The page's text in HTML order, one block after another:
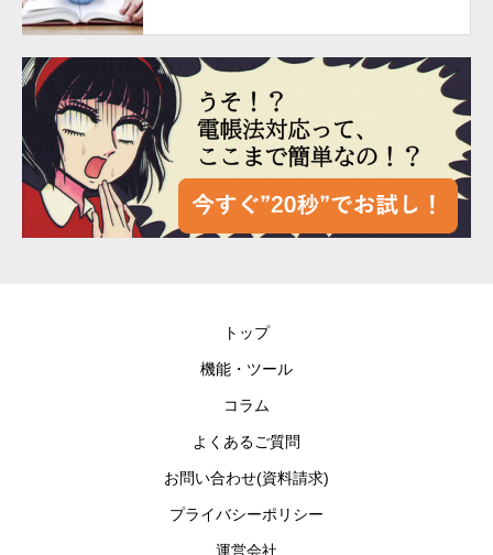
トップ
機能・ツール
コラム
よくあるご質問
お問い合わせ(資料請求)
プライバシーポリシー
運営会社